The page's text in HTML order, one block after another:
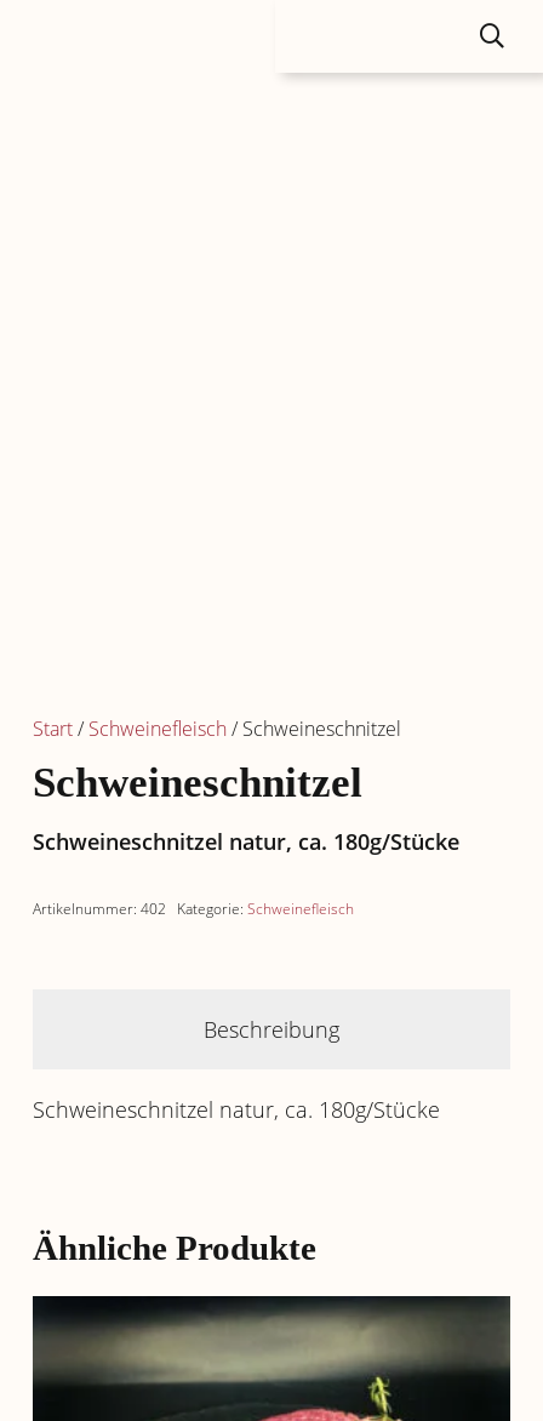
Start/ Schweinefleisch/ Schweineschnitzel
Schweineschnitzel
Schweineschnitzel natur, ca. 180g/Stücke
Artikelnummer: 402 Kategorie:Schweinefleisch
Beschreibung
Schweineschnitzel natur, ca. 180g/Stücke
Ähnliche Produkte